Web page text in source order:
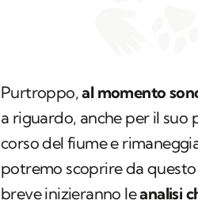
Purtroppo,al momento
a riguardo, anche per il
corso del fiume e
potremo scoprire da
breve inizieranno leanalisi